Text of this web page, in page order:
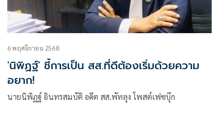
6 พฤศจิกายน 2568
'นิพิฏฐ์' ชี้การเป็น สส.ที่ดีต้องเริ่มด้วยความ
อยาก!
นายนิพิฏฐ์ อินทรสมบัติ อดีต สส.พัทลุง โพสต์เฟซบุ๊ก